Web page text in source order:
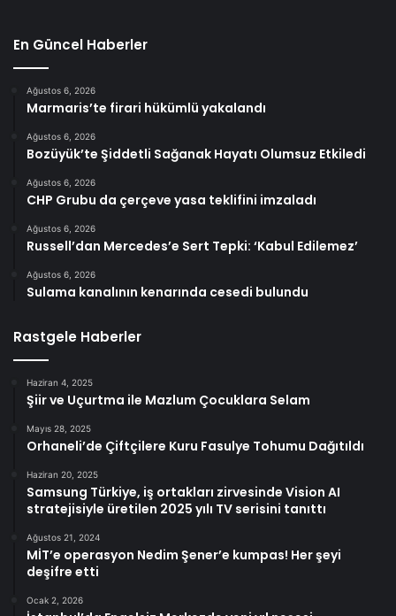
En Güncel Haberler
Ağustos 6, 2026
Marmaris’te firari hükümlü yakalandı
Ağustos 6, 2026
Bozüyük’te Şiddetli Sağanak Hayatı Olumsuz Etkiledi
Ağustos 6, 2026
CHP Grubu da çerçeve yasa teklifini imzaladı
Ağustos 6, 2026
Russell’dan Mercedes’e Sert Tepki: ‘Kabul Edilemez’
Ağustos 6, 2026
Sulama kanalının kenarında cesedi bulundu
Rastgele Haberler
Haziran 4, 2025
Şiir ve Uçurtma ile Mazlum Çocuklara Selam
Mayıs 28, 2025
Orhaneli’de Çiftçilere Kuru Fasulye Tohumu Dağıtıldı
Haziran 20, 2025
Samsung Türkiye, iş ortakları zirvesinde Vision AI
stratejisiyle üretilen 2025 yılı TV serisini tanıttı
Ağustos 21, 2024
MİT’e operasyon Nedim Şener’e kumpas! Her şeyi
deşifre etti
Ocak 2, 2026